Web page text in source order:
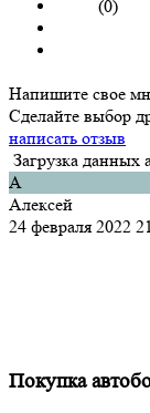
(0)
Напишите свое
Сделайте выбор
написать отзыв
Загрузка данных
А
Алексей
24 февраля 2022
Покупка